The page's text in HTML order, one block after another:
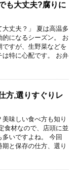
も大丈夫?腐りに
大丈夫？」 夏は高温多
になるシーズン。 お
すが、生野菜などを
特に心配です。 お弁
方,選りすぐりレ
美味しい食べ方も知り
食材なので、店頭に並
いですよね。 今回
と保存の仕方、選り